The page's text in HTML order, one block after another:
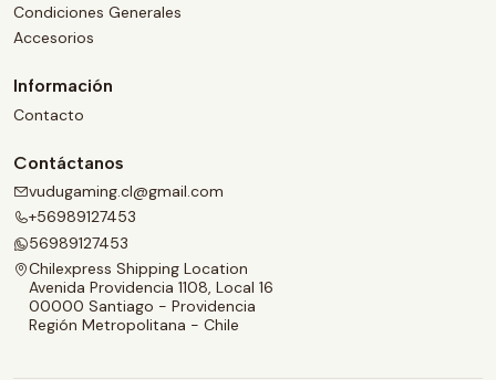
Condiciones Generales
Accesorios
Información
Contacto
Contáctanos
vudugaming.cl@gmail.com
+56989127453
56989127453
Chilexpress Shipping Location
Avenida Providencia 1108, Local 16
00000 Santiago - Providencia
Región Metropolitana - Chile